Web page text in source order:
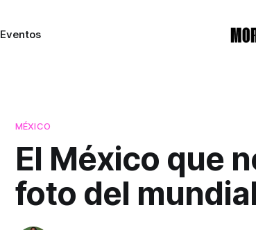
Eventos
MÉXICO
El México que
foto del mundial